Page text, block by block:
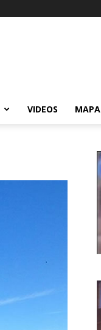
VIDEOS MAPA